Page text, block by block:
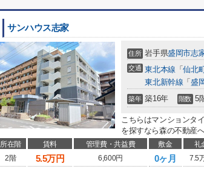
サンハウス志家
住所 岩手県盛岡市志
交通 東北本線 「仙北
東北新幹線 「 盛
築年 築16年 階数 5
こちらはマンションタ
を探すなら森の不動産
所在階 賃料 管理費・共益費 敷金 礼
2階
5.5万円 6,600円 0ヶ月 7.5